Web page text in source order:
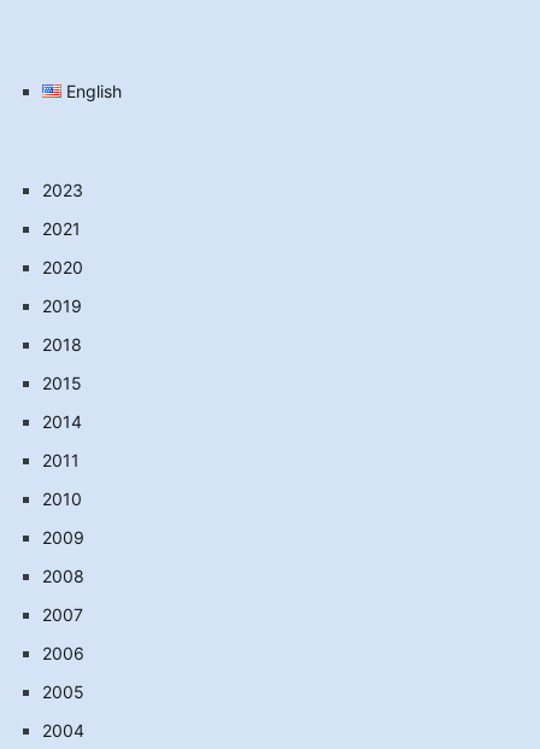
English
2023
2021
2020
2019
2018
2015
2014
2011
2010
2009
2008
2007
2006
2005
2004